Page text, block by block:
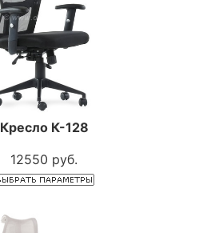
Кресло К-128
12550 руб.